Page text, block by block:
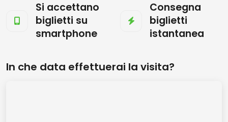
Si accettano
biglietti su
smartphone
Consegna
biglietti
istantanea
In che data effettuerai la visita?